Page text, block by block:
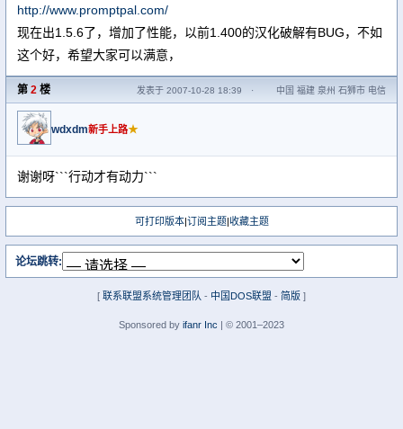
http://www.promptpal.com/
现在出1.5.6了，增加了性能，以前1.400的汉化破解有BUG，不如
这个好，希望大家可以满意，
第 2 楼 发表于 2007-10-28 18:39 · 中国 福建 泉州 石狮市 电信
wdxdm新手上路★
谢谢呀```行动才有动力```
可打印版本|订阅主题|收藏主题
论坛跳转:
[ 联系联盟系统管理团队 - 中国DOS联盟 - 简版 ]
Sponsored by ifanr Inc | © 2001–2023